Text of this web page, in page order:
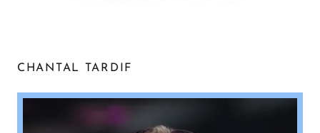
CHANTAL TARDIF